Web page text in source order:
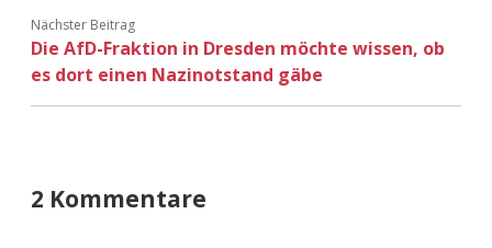
Nächster Beitrag
Die AfD-Fraktion in Dresden möchte wissen, ob
es dort einen Nazinotstand gäbe
2 Kommentare